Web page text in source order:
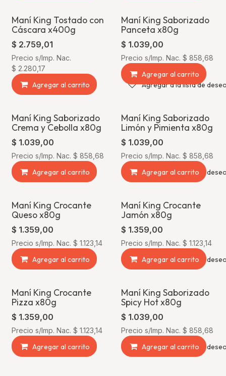
Maní King Tostado con
Cáscara x400g
$ 2.759,01
Precio s/Imp. Nac.
$ 2.280,17
Agregar al carrito Agregar a la lista de
Maní King Saborizado
Panceta x80g
$ 1.039,00
Precio s/Imp. Nac. $ 858,68
Agregar al carrito
Maní King Saborizado
Crema y Cebolla x80g
$ 1.039,00
Precio s/Imp. Nac. $ 858,68
Agregar al carrito Agregar a la lista de
Maní King Saborizado
Limón y Pimienta x80g
$ 1.039,00
Precio s/Imp. Nac. $ 858,68
Agregar al carrito
Maní King Crocante
Queso x80g
$ 1.359,00
Precio s/Imp. Nac. $ 1.123,14
Agregar al carrito Agregar a la lista de
Maní King Crocante
Jamón x80g
$ 1.359,00
Precio s/Imp. Nac. $ 1.123,14
Agregar al carrito
Maní King Crocante
Pizza x80g
$ 1.359,00
Precio s/Imp. Nac. $ 1.123,14
Agregar al carrito Agregar a la lista de
Maní King Saborizado
Spicy Hot x80g
$ 1.039,00
Precio s/Imp. Nac. $ 858,68
Agregar al carrito